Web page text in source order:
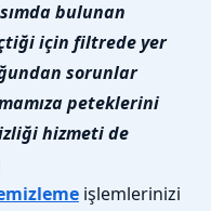
bulunan
için filtrede yer
sorunlar
peteklerini
hizmeti de
işlemlerinizi